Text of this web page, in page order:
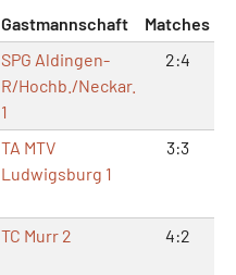
Gastmannschaft Matches
SPG Aldingen-
R/Hochb./Neckar.
1
2:4
TA MTV
Ludwigsburg 1
3:3
TC Murr 2 4:2